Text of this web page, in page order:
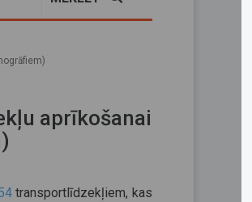
aprīkošanai
transportlīdzekļiem, kas